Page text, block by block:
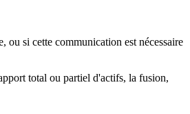
ou si cette communication est nécessaire
total ou partiel d'actifs, la fusion,